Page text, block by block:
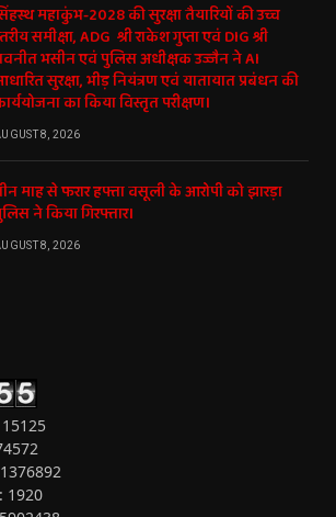
महाकुंभ-2028 की सुरक्षा तैयारियों की उच्च
समीक्षा, ADG श्री राकेश गुप्ता एवं DIG श्री
भसीन एवं पुलिस अधीक्षक उज्जैन ने AI
सुरक्षा, भीड़ नियंत्रण एवं यातायात प्रबंधन की
का किया विस्तृत परीक्षण।
8, 2026
माह से फरार हफ्ता वसूली के आरोपी को झारड़ा
ने किया गिरफ्तार।
8, 2026
1920